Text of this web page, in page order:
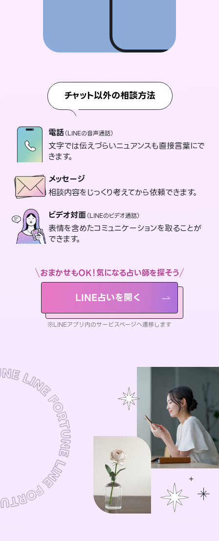
チャット以外の相談方法
電話（LINEの音声通話）
文字では伝えづらいニュアンスも直接言葉にで
きます。
メッセージ
相談内容をじっくり考えてから依頼できます。
ビデオ対面（LINEのビデオ通話）
表情を含めたコミュニケーションを取ることが
できます。
おまかせもOK！気になる占い師を探そう
LINE占いを開く
※LINEアプリ内のサービスページへ遷移します